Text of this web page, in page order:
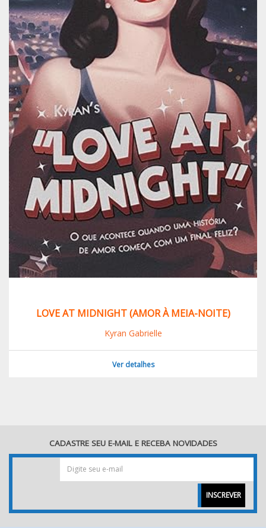
LOVE AT MIDNIGHT (AMOR À MEIA-NOITE)
Kyran Gabrielle
Ver detalhes
CADASTRE SEU E-MAIL E RECEBA NOVIDADES
INSCREVER